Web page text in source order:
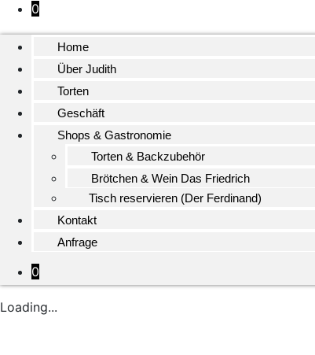
0
Home
Über Judith
Torten
Geschäft
Shops & Gastronomie
Torten & Backzubehör
Brötchen & Wein Das Friedrich
Tisch reservieren (Der Ferdinand)
Kontakt
Anfrage
0
Loading...